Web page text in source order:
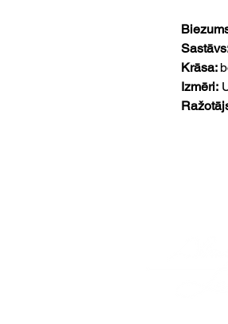
Krāsa:
Izmēri: